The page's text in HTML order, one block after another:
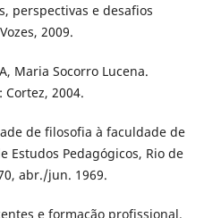
perspectivas e desafios
2009.
Maria Socorro Lucena.
Cortez, 2004.
de filosofia à faculdade de
Estudos Pedagógicos, Rio de
abr./jun. 1969.
e formação profissional.